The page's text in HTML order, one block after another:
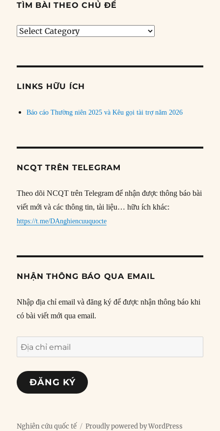
TÌM BÀI THEO CHỦ ĐỀ
Tìm
đề
LINKS HỮU ÍCH
Báo cáo Thường niên 2025 và Kêu gọi tài trợ năm 2026
NCQT TRÊN TELEGRAM
Theo dõi NCQT trên Telegram để nhận được thông báo bài
viết mới và các thông tin, tài liệu… hữu ích khác:
https://t.me/DAnghiencuuquocte
NHẬN THÔNG BÁO QUA EMAIL
Nhập địa chỉ email và đăng ký để được nhận thông báo khi
có bài viết mới qua email.
Địa
chỉ
email
ĐĂNG KÝ
Nghiên cứu quốc tế Proudly powered by WordPress